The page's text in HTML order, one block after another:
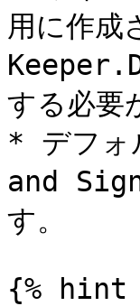
用に作成
する必要
* デフ
and
す。
{%